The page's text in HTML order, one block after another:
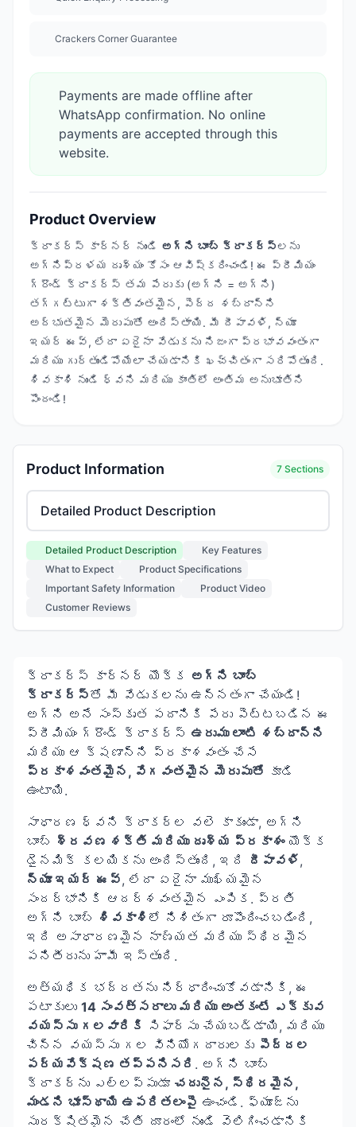
Crackers Corner Guarantee
Payments are made offline after
WhatsApp confirmation. No online
payments are accepted through this
website.
Product Overview
క్రాకర్స్ కార్నర్ నుండి అగ్ని బాంబ్ క్రాకర్స్‌లను
అగ్నిప్రళయ దృశ్యం కోసం ఆవిష్కరించండి! ఈ ప్రీమియం
గ్రౌండ్ క్రాకర్స్ తమ పేరుకు (అగ్ని = అగ్ని)
తగ్గట్టుగా శక్తివంతమైన, పెద్ద శబ్దాన్ని
అద్భుతమైన మెరుపుతో అందిస్తాయి. మీ దీపావళి, న్యూ
ఇయర్ ఈవ్, లేదా ఏదైనా వేడుకను నిజంగా ప్రభావవంతంగా
మరియు గుర్తుండిపోయేలా చేయడానికి ఖచ్చితంగా సరిపోతుంది.
శివకాశి నుండి ధ్వని మరియు కాంతిలో అంతిమ అనుభూతిని
పొందండి!
Product Information 7 Sections
Select product information section
Detailed Product Description
Key Features
What to Expect
Product Specifications
Important Safety Information
Product Video
Customer Reviews
క్రాకర్స్ కార్నర్ యొక్క అగ్ని బాంబ్
క్రాకర్స్‌తో మీ వేడుకలను ఉన్నతంగా చేయండి!
అగ్ని అనే సంస్కృత పదానికి పేరు పెట్టబడిన ఈ
ప్రీమియం గ్రౌండ్ క్రాకర్స్ ఉరుము లాంటి శబ్దాన్ని
మరియు ఆ క్షణాన్ని ప్రకాశవంతం చేసే
ప్రకాశవంతమైన, వేగవంతమైన మెరుపుతో కూడి
ఉంటాయి.
సాధారణ ధ్వని క్రాకర్ల వలె కాకుండా, అగ్ని
బాంబ్ శ్రవణ శక్తి మరియు దృశ్య ప్రకాశంయొక్క
డైనమిక్ కలయికను అందిస్తుంది, ఇది
దీపావళి ,
న్యూ ఇయర్ ఈవ్, లేదా ఏదైనా ముఖ్యమైన
సందర్భానికి ఆదర్శవంతమైన ఎంపిక. ప్రతి
అగ్ని బాంబ్ శివకాశి లో నిశితంగా రూపొందించబడింది,
ఇది అసాధారణమైన నాణ్యత మరియు స్థిరమైన
పనితీరును హామీ ఇస్తుంది.
అత్యధిక భద్రతను నిర్ధారించుకోవడానికి, ఈ
పటాకులు 14 సంవత్సరాలు మరియు అంతకంటే ఎక్కువ
వయస్సు గలవారికి సిఫార్సు చేయబడ్డాయి, మరియు
చిన్న వయస్సు గల వినియోగదారులకు పెద్దల
పర్యవేక్షణ తప్పనిసరి . అగ్ని బాంబ్
క్రాకర్‌ను ఎల్లప్పుడూ చదునైన, స్థిరమైన,
మండని భూస్థాయి ఉపరితలంపై ఉంచండి. ఫ్యూజ్‌ను
సురక్షితమైన చేతి దూరంలో నుండి వెలిగించడానికి